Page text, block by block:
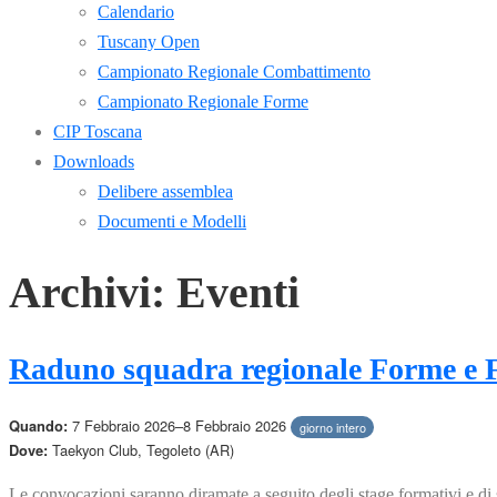
Calendario
Tuscany Open
Campionato Regionale Combattimento
Campionato Regionale Forme
CIP Toscana
Downloads
Delibere assemblea
Documenti e Modelli
Archivi: Eventi
Raduno squadra regionale Forme e
Quando: 7 Febbraio 2026–8 Febbraio 2026 giorno intero
Dove: Taekyon Club, Tegoleto (AR)